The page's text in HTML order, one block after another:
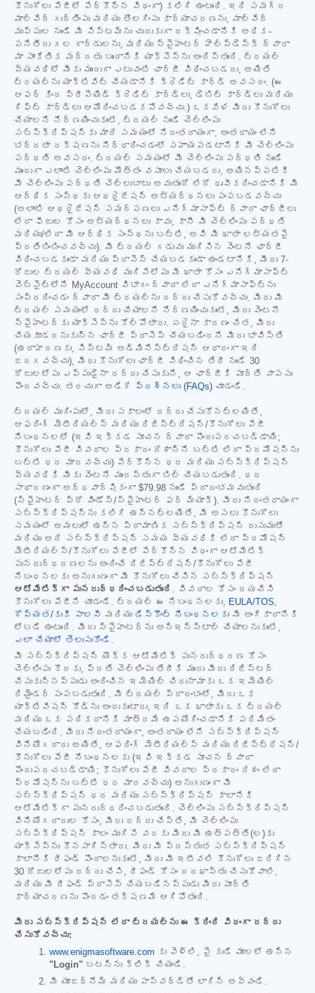
కొనుగోలు పేజీలో పేర్కొన్న విధంగా) కలిగి ఉంటుంది. ఇది సమగ్ర
మాల్వేర్ గుర్తింపు మరియు తొలగింపు కార్యాచరణను, మాల్వేర్
ముప్పుల నుండి మీ సిస్టమ్‌ను చురుకుగా రక్షించడానికి అధిక-
పనితీరు గల గార్డులను, మరియు స్పైహంటర్ హెల్ప్‌డెస్క్ ద్వారా
మా సాంకేతిక మద్దతు బృందానికి యాక్సెస్‌ను అందిస్తుంది. ట్రయల్
వ్యవధిలో మీకు ముందుగా ఎటువంటి ఛార్జీ విధించబడదు, అయితే
ట్రయల్‌ను యాక్టివేట్ చేయడానికి క్రెడిట్ కార్డ్ అవసరం. (ఈ
ఆఫర్ కింద ప్రీపెయిడ్ క్రెడిట్ కార్డ్‌లు, డెబిట్ కార్డ్‌లు మరియు
గిఫ్ట్ కార్డ్‌లు ఆమోదించబడకపోవచ్చు.) ఒకవేళ మీరు కొనుగోలు
చేయాలని నిర్ణయించుకుంటే, ట్రయల్ నుండి చెల్లింపు
సబ్‌స్క్రిప్షన్‌కు మారే సమయంలో నిరంతరాయంగా, అంతరాయం లేని
భద్రతా రక్షణను నిర్ధారించడంలో సహాయపడటానికి మీ చెల్లింపు
పద్ధతి అవసరం. ట్రయల్ సమయంలో మీ చెల్లింపు పద్ధతి నుండి
ముందుగా ఎలాంటి చెల్లింపు మొత్తం వసూలు చేయబడదు, అయినప్పటికీ
మీ చెల్లింపు పద్ధతి చెల్లుబాటు అవుతుందో లేదో ధృవీకరించడానికి మీ
ఆర్థిక సంస్థకు ఆథరైజేషన్ అభ్యర్థనలు పంపబడవచ్చు
(అలాంటి ఆథరైజేషన్ సమర్పణలు ఎనిగ్మాసాఫ్ట్ ద్వారా ఛార్జీలు
లేదా ఫీజుల కోసం అభ్యర్థనలు కావు, కానీ మీ చెల్లింపు పద్ధతి
మరియు/లేదా మీ ఆర్థిక సంస్థను బట్టి, అవి మీ ఖాతా లభ్యతపై
ప్రతిబింబించవచ్చు). మీ ట్రయల్ గడువు ముగిసిన వెంటనే ఛార్జీ
విధించబడకుండా మరియు ప్రాసెస్ చేయబడకుండా ఉండటానికి, మీరు 7-
రోజుల ట్రయల్ వ్యవధి ముగిసేలోపు మీ ఖాతా కోసం ఎనిగ్మాసాఫ్ట్
వెబ్‌సైట్‌లోని MyAccount విభాగం ద్వారా లేదా ఎనిగ్మాసాఫ్ట్‌ను
సంప్రదించడం ద్వారా మీ ట్రయల్‌ను రద్దు చేసుకోవచ్చు. మీరు మీ
ట్రయల్ సమయంలో రద్దు చేయాలని నిర్ణయించుకుంటే, మీరు వెంటనే
స్పైహంటర్‌కు యాక్సెస్‌ను కోల్పోతారు. ఏదైనా కారణం చేత, మీరు
చేయకూడదనుకున్న ఛార్జీ ప్రాసెస్ చేయబడిందని మీరు భావిస్తే
(ఉదాహరణకు, సిస్టమ్ అడ్మినిస్ట్రేషన్ ఆధారంగా ఇది
జరగవచ్చు), మీరు కొనుగోలు ఛార్జీ విధించిన తేదీ నుండి 30
రోజులలోపు ఎప్పుడైనా రద్దు చేసుకుని, ఆ ఛార్జీకి పూర్తి వాపసు
పొందవచ్చు. తరచుగా అడిగే
ప్రశ్నలు (FAQs) చూడండి.
ట్రయల్ ముగింపులో, మీరు సకాలంలో రద్దు చేసుకోనట్లయితే,
ఆఫరింగ్ మెటీరియల్స్ మరియు రిజిస్ట్రేషన్/కొనుగోలు పేజీ
నిబంధనలలో (ఇవి ఇక్కడ సూచన ద్వారా పొందుపరచబడ్డాయి;
కొనుగోలు పేజీ వివరాల ప్రకారం దేశాన్ని బట్టి లేదా ప్రమోషన్‌ను
బట్టి ధర మారవచ్చు) పేర్కొన్న ధర మరియు సబ్‌స్క్రిప్షన్
వ్యవధికి మీకు వెంటనే ముందస్తుగా బిల్ చేయబడుతుంది. ధర
సాధారణంగా అర్ధవార్షికంగా $79.98 నుండి ప్రారంభమవుతుంది
(స్పైహంటర్ ప్రో విండోస్/స్పైహంటర్ ఫర్ మ్యాక్). మీరు నిరంతరాయంగా
సబ్‌స్క్రిప్షన్‌ను కలిగి ఉన్నట్లయితే, మీ అసలు కొనుగోలు
సమయంలో అమలులో ఉన్న ప్రామాణిక సబ్‌స్క్రిప్షన్ రుసుముతో
మరియు అదే సబ్‌స్క్రిప్షన్ సమయ వ్యవధికి లేదా ప్రమోషన్
మెటీరియల్స్/కొనుగోలు పేజీలో పేర్కొన్న విధంగా ఆటోమేటిక్
పునరుద్ధరణలను అందించే రిజిస్ట్రేషన్/కొనుగోలు పేజీ
నిబంధనలకు అనుగుణంగా మీ కొనుగోలు చేసిన సబ్‌స్క్రిప్షన్
ఆటోమేటిక్‌గా పునరుద్ధరించబడుతుంది
. వివరాల కోసం దయచేసి
కొనుగోలు పేజీని చూడండి. ట్రయల్ ఈ నిబంధనలకు,
EULA/TOS
గోప్యత/కుకీ పాలసీ మరియు డిస్కౌంట్ నిబంధనలకు మీ అంగీకారానికి
లోబడి ఉంటుంది. మీరు స్పైహంటర్‌ను అన్‌ఇన్‌స్టాల్ చేయాలనుకుంటే,
ఎలా చేయాలో తెలుసుకోండి
మీ సబ్‌స్క్రిప్షన్ యొక్క ఆటోమేటిక్ పునరుద్ధరణ కోసం
చెల్లింపు కొరకు, ప్రతి చెల్లింపు తేదీకి ముందు మీరు రిజిస్టర్
చేసుకున్నప్పుడు అందించిన ఇమెయిల్ చిరునామాకు ఒక ఇమెయిల్
రిమైండర్ పంపబడుతుంది. మీ ట్రయల్ ప్రారంభంలో, మీరు ఒక
యాక్టివేషన్ కోడ్‌ను అందుకుంటారు, ఇది ఒక ఖాతాకు ఒక ట్రయల్
మరియు ఒక పరికరానికి మాత్రమే ఉపయోగించడానికి పరిమితం
చేయబడింది. మీరు నిరంతరాయంగా, అంతరాయం లేని సబ్‌స్క్రిప్షన్
వినియోగదారు అయితే, ఆఫరింగ్ మెటీరియల్స్ మరియు రిజిస్ట్రేషన్/
కొనుగోలు పేజీ నిబంధనలకు (ఇవి ఇక్కడ సూచన ద్వారా
పొందుపరచబడ్డాయి; కొనుగోలు పేజీ వివరాల ప్రకారం దేశం లేదా
ప్రమోషన్‌ను బట్టి ధర మారవచ్చు) అనుగుణంగా మీ
సబ్‌స్క్రిప్షన్ ధర మరియు సబ్‌స్క్రిప్షన్ కాలానికి
ఆటోమేటిక్‌గా పునరుద్ధరించబడుతుంది. చెల్లింపు సబ్‌స్క్రిప్షన్
వినియోగదారుల కోసం, మీరు రద్దు చేస్తే, మీ చెల్లింపు
సబ్‌స్క్రిప్షన్ కాలం ముగిసే వరకు మీరు మీ ఉత్పత్తి(ల)కు
యాక్సెస్‌ను కొనసాగిస్తారు. మీరు మీ ప్రస్తుత సబ్‌స్క్రిప్షన్
కాలానికి రీఫండ్ పొందాలనుకుంటే, మీరు మీ ఇటీవలి కొనుగోలు జరిగిన
30 రోజులలోపు రద్దు చేసి, రీఫండ్ కోసం దరఖాస్తు చేసుకోవాలి,
మరియు మీ రీఫండ్ ప్రాసెస్ చేయబడినప్పుడు మీరు పూర్తి
కార్యాచరణను పొందడం తక్షణమే ఆగిపోతుంది.
మీరు సబ్‌స్క్రిప్షన్ లేదా ట్రయల్‌ను ఈ క్రింది విధంగా రద్దు
చేసుకోవచ్చు:
www.enigmasoftware.com కు వెళ్లి, పై కుడి మూలలో ఉన్న
"Login" బటన్‌ను క్లిక్ చేయండి.
మీ యూజర్‌నేమ్ మరియు పాస్‌వర్డ్‌తో లాగిన్ అవ్వండి.